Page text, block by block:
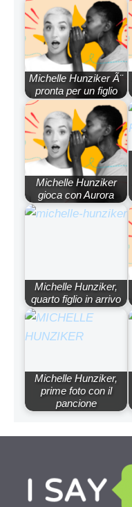
Michelle Hunziker Ã¨
pronta per un figlio
Michelle Hunziker
gioca con Aurora
Michelle Hunziker,
quarto figlio in arrivo
Michelle Hunziker,
prime foto con il
pancione